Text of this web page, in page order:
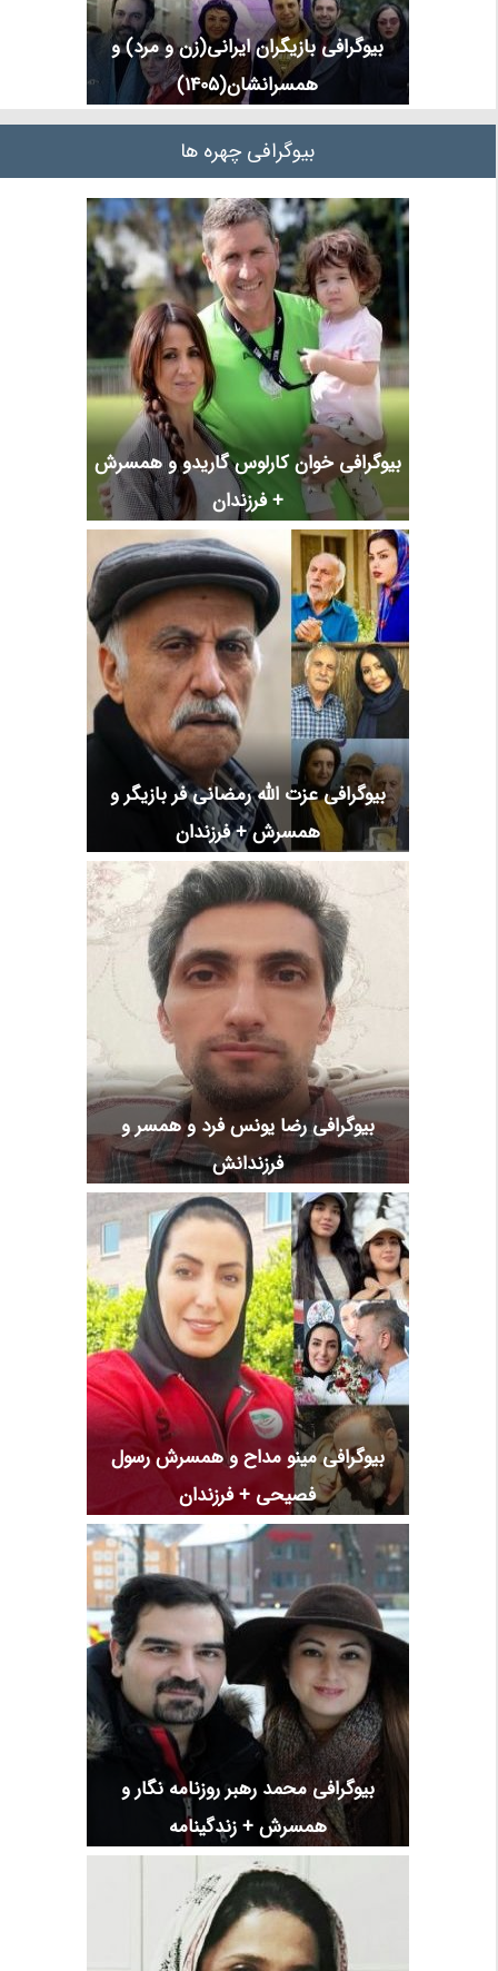
بیوگرافی بازیگران ایرانی(زن و مرد) و
همسرانشان(1405)
بیوگرافی چهره ها
بیوگرافی خوان کارلوس گاریدو و همسرش
+ فرزندان
بیوگرافی عزت الله رمضانی فر بازیگر و
همسرش + فرزندان
بیوگرافی رضا یونس فرد و همسر و
فرزندانش
بیوگرافی مینو مداح و همسرش رسول
فصیحی + فرزندان
بیوگرافی محمد رهبر روزنامه نگار و
همسرش + زندگینامه